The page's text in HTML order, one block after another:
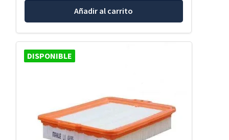
Añadir al carrito
DISPONIBLE